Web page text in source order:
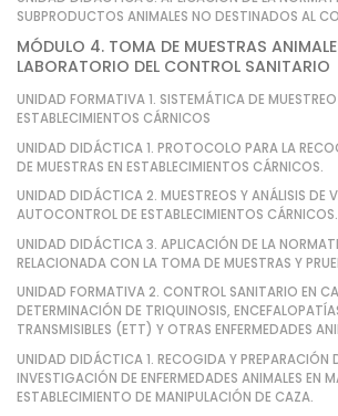
SUBPRODUCTOS ANIMALES NO DESTINADOS AL
MÓDULO 4. TOMA DE MUESTRAS
LABORATORIO DEL CONTROL SANITARIO
UNIDAD FORMATIVA 1. SISTEMÁTICA DE
ESTABLECIMIENTOS CÁRNICOS
UNIDAD DIDÁCTICA 1. PROTOCOLO PARA LA
DE MUESTRAS EN ESTABLECIMIENTOS CÁRNICOS.
UNIDAD DIDÁCTICA 2. MUESTREOS Y ANÁLISIS DE
AUTOCONTROL DE ESTABLECIMIENTOS CÁRNICOS.
UNIDAD DIDÁCTICA 3. APLICACIÓN DE LA
RELACIONADA CON LA TOMA DE MUESTRAS Y
UNIDAD FORMATIVA 2. CONTROL SANITARIO EN
DETERMINACIÓN DE TRIQUINOSIS,
TRANSMISIBLES (ETT) Y OTRAS ENFERMEDADES
UNIDAD DIDÁCTICA 1. RECOGIDA Y PREPARACIÓN
INVESTIGACIÓN DE ENFERMEDADES ANIMALES EN
ESTABLECIMIENTO DE MANIPULACIÓN DE CAZA.